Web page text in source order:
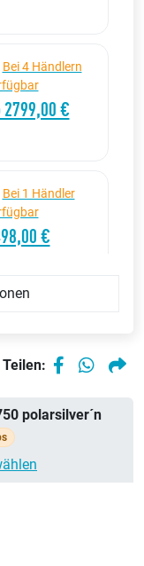
Bei 4 Händlern
2799,00 €
Bei 1 Händler
€
2799,00 €
Teilen:
polarsilver´n